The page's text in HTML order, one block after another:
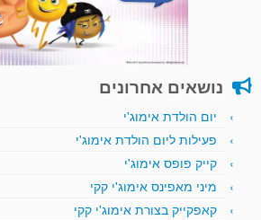
נושאים אחרונים
יום הולדת אימוג'י
פעילות ליום הולדת אימוג'י
קייק פופס אימוג'י
מיני מאפינס אימוג'י קקי
קאפקייק בצורת אימוג'י קקי